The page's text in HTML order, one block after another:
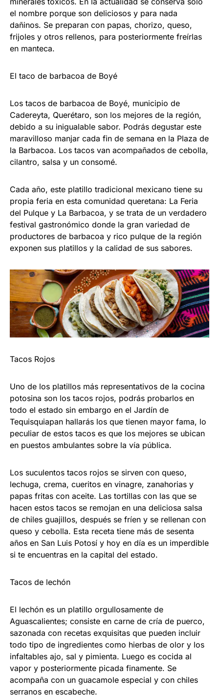
el nombre porque son deliciosos y para nada
dañinos. Se preparan con papas, chorizo, queso,
frijoles y otros rellenos, para posteriormente freírlas
en manteca.
El taco de barbacoa de Boyé
Los tacos de barbacoa de Boyé, municipio de
Cadereyta, Querétaro, son los mejores de la región,
debido a su inigualable sabor. Podrás degustar este
maravilloso manjar cada fin de semana en la Plaza de
la Barbacoa. Los tacos van acompañados de cebolla,
cilantro, salsa y un consomé.
Cada año, este platillo tradicional mexicano tiene su
propia feria en esta comunidad queretana: La Feria
del Pulque y La Barbacoa, y se trata de un verdadero
festival gastronómico donde la gran variedad de
productores de barbacoa y rico pulque de la región
exponen sus platillos y la calidad de sus sabores.
Tacos Rojos
Uno de los platillos más representativos de la cocina
potosina son los tacos rojos, podrás probarlos en
todo el estado sin embargo en el Jardín de
Tequisquiapan hallarás los que tienen mayor fama, lo
peculiar de estos tacos es que los mejores se ubican
en puestos ambulantes sobre la vía pública.
Los suculentos tacos rojos se sirven con queso,
lechuga, crema, cueritos en vinagre, zanahorias y
papas fritas con aceite. Las tortillas con las que se
hacen estos tacos se remojan en una deliciosa salsa
de chiles guajillos, después se fríen y se rellenan con
queso y cebolla. Esta receta tiene más de sesenta
años en San Luis Potosí y hoy en día es un imperdible
si te encuentras en la capital del estado.
Tacos de lechón
El lechón es un platillo orgullosamente de
Aguascalientes; consiste en carne de cría de puerco,
sazonada con recetas exquisitas que pueden incluir
todo tipo de ingredientes como hierbas de olor y los
infaltables ajo, sal y pimienta. Luego es cocida al
vapor y posteriormente picada finamente. Se
acompaña con un guacamole especial y con chiles
serranos en escabeche.